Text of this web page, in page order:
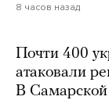
8 часов назад
Почти 400
атаковали
В Самарской